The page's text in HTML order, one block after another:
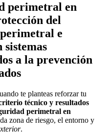
perimetral en
del
e
a la prevención
te planteas reforzar tu
técnico y resultados
perimetral en
zona de riesgo, el entorno y
.